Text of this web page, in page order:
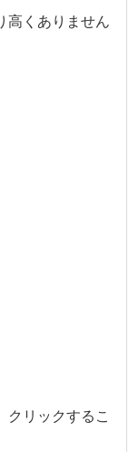
高くありません
リックするこ